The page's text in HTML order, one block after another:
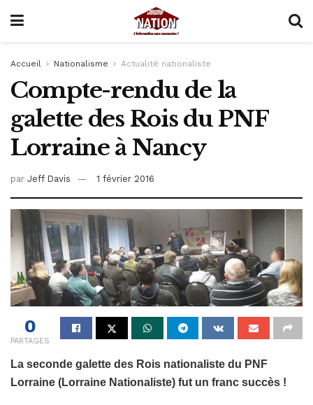
Accueil Nationalisme Actualité nationaliste
Compte-rendu de la
galette des Rois du PNF
Lorraine à Nancy
par Jeff Davis 1 février 2016
0
PARTAGES
La seconde galette des Rois nationaliste du PNF
Lorraine (Lorraine Nationaliste) fut un franc succès !